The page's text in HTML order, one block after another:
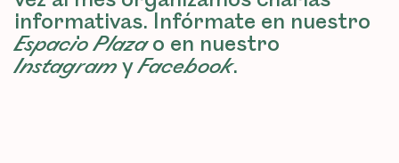
informativas. Infórmate en nuestro
Espacio Plazao en nuestro
InstagramyFacebook.